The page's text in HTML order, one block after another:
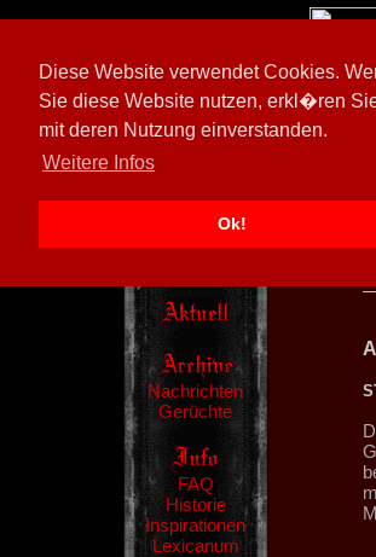
Diese Website verwendet Cookies.
Sie diese Website nutzen, erkl�ren
mit deren Nutzung einverstanden.
Weitere Infos
Ok!
[ 602026/M3]
Nachrichten
Gerüchte
FAQ
Historie
Inspirationen
Lexicanum